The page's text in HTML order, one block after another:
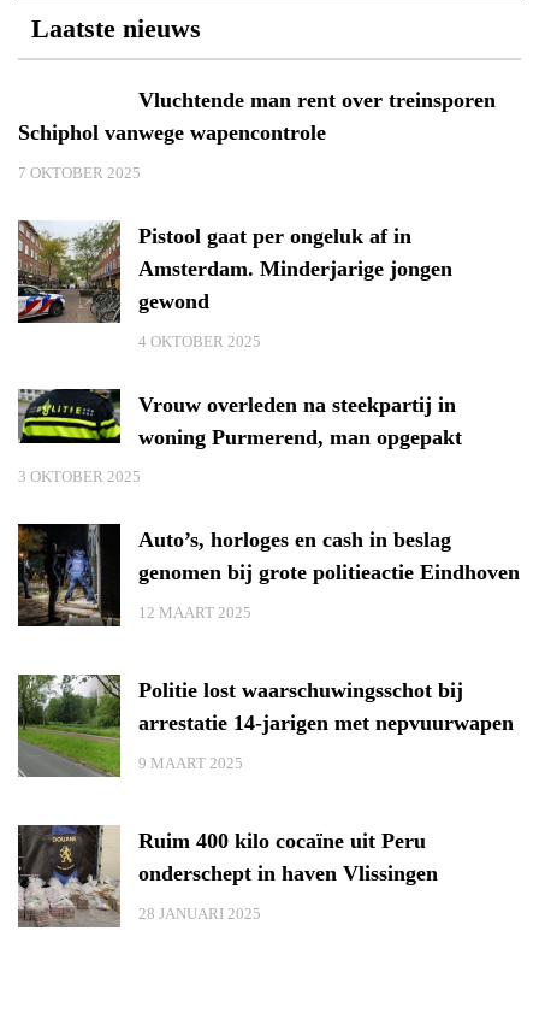
Laatste nieuws
Vluchtende man rent over treinsporen
Schiphol vanwege wapencontrole
7 OKTOBER 2025
Pistool gaat per ongeluk af in
Amsterdam. Minderjarige jongen
gewond
4 OKTOBER 2025
Vrouw overleden na steekpartij in
woning Purmerend, man opgepakt
3 OKTOBER 2025
Auto’s, horloges en cash in beslag
genomen bij grote politieactie Eindhoven
12 MAART 2025
Politie lost waarschuwingsschot bij
arrestatie 14-jarigen met nepvuurwapen
9 MAART 2025
Ruim 400 kilo cocaïne uit Peru
onderschept in haven Vlissingen
28 JANUARI 2025